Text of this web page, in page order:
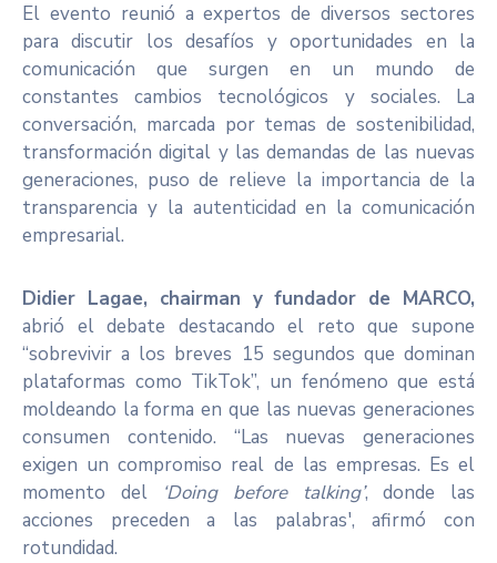
El evento reunió a expertos de diversos sectores
para discutir los desafíos y oportunidades en la
comunicación que surgen en un mundo de
constantes cambios tecnológicos y sociales. La
conversación, marcada por temas de sostenibilidad,
transformación digital y las demandas de las nuevas
generaciones, puso de relieve la importancia de la
transparencia y la autenticidad en la comunicación
empresarial.
Didier Lagae, chairman y fundador de MARCO,
abrió el debate destacando el reto que supone
“sobrevivir a los breves 15 segundos que dominan
plataformas como TikTok”, un fenómeno que está
moldeando la forma en que las nuevas generaciones
consumen contenido. “Las nuevas generaciones
exigen un compromiso real de las empresas. Es el
momento del
‘Doing before talking’, donde las
acciones preceden a las palabras', afirmó con
rotundidad.